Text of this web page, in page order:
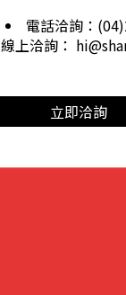
電話洽詢：
線上洽詢：
立即洽詢